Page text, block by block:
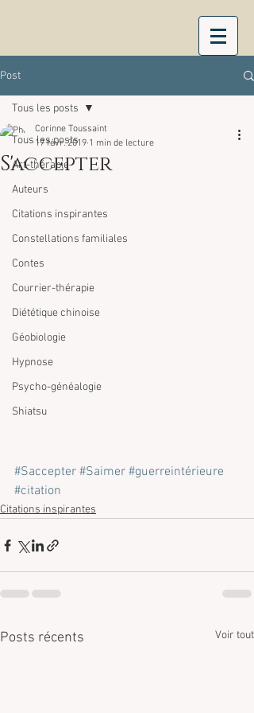
Post
Tous les posts
Art-thérapie
Auteurs
Citations inspirantes
Constellations familiales
Contes
Courrier-thérapie
Diététique chinoise
Géobiologie
Hypnose
Psycho-généalogie
Shiatsu
Tous les posts
S'accepter
Corinne Toussaint
17 févr. 2019 1 min de lecture
#Saccepter #Saimer #guerreintérieure
#citation
Citations inspirantes
Posts récents Voir tout